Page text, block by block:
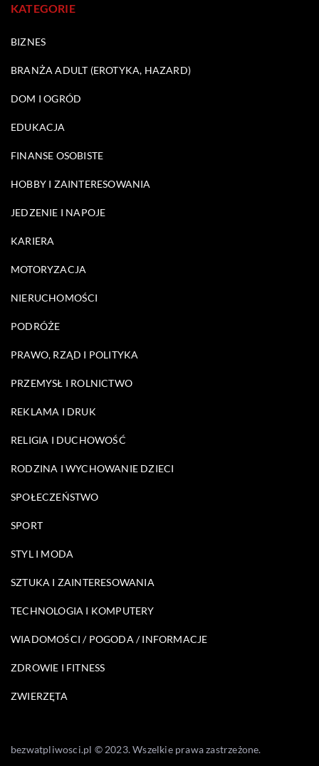
KATEGORIE
BIZNES
BRANŻA ADULT (EROTYKA, HAZARD)
DOM I OGRÓD
EDUKACJA
FINANSE OSOBISTE
HOBBY I ZAINTERESOWANIA
JEDZENIE I NAPOJE
KARIERA
MOTORYZACJA
NIERUCHOMOŚCI
PODRÓŻE
PRAWO, RZĄD I POLITYKA
PRZEMYSŁ I ROLNICTWO
REKLAMA I DRUK
RELIGIA I DUCHOWOŚĆ
RODZINA I WYCHOWANIE DZIECI
SPOŁECZEŃSTWO
SPORT
STYL I MODA
SZTUKA I ZAINTERESOWANIA
TECHNOLOGIA I KOMPUTERY
WIADOMOŚCI / POGODA / INFORMACJE
ZDROWIE I FITNESS
ZWIERZĘTA
bezwatpliwosci.pl © 2023. Wszelkie prawa zastrzeżone.